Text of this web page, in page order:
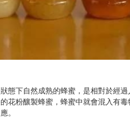
態下自然成熟的蜂蜜，是相對於經
花粉釀製蜂蜜，蜂蜜中就會混入有
。